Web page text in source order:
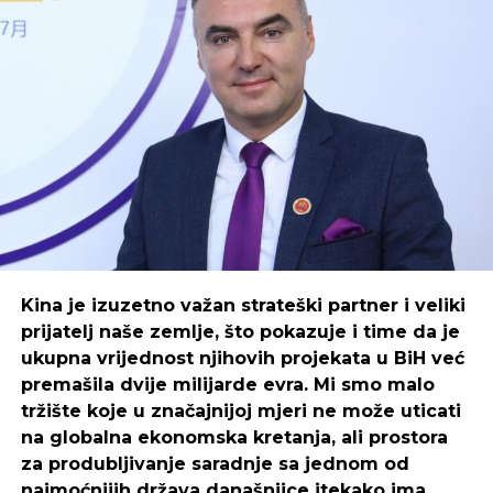
motivaciju i disciplinu da prođu kroz teška
Za preduzetnike, motivacija i disciplina su dva
osnovna stuba uspjeha. Iako se ova dva termina
često koriste naizmjenično, oni znače različite stvari.
Šta je motivacija?
Motivacija je skup psiholoških sila koje nam
omogućavaju da pokrenemo, organiziramo i
ustrajemo u ponašanjima koja će nas na kraju
dovesti do postizanja cilja.
Motivacija vam pomaže da svojim svakodnevnim
aktivnostima pristupite sa strašću. Kada se osjećate
motivirani, započinjete dan s pozitivnim stavom i
željni ste da radite na svom poslu.
Kina je izuzetno važan strateški partner i veliki
prijatelj naše zemlje, što pokazuje i time da je
ukupna vrijednost njihovih projekata u BiH već
premašila dvije milijarde evra. Mi smo malo
tržište koje u značajnijoj mjeri ne može uticati
na globalna ekonomska kretanja, ali prostora
za produbljivanje saradnje sa jednom od